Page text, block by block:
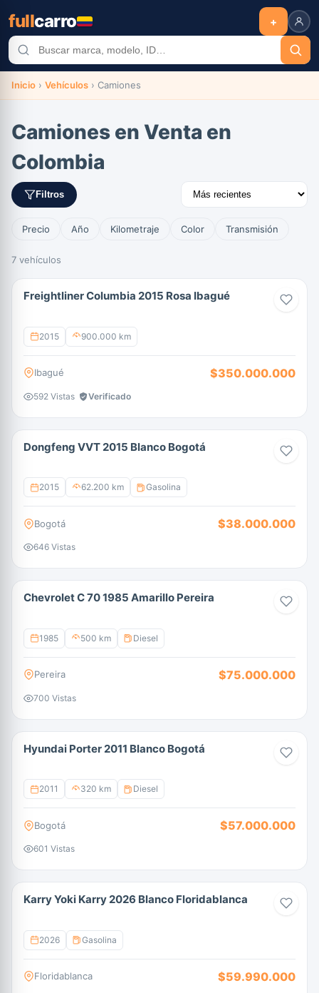
fullcarro +
Inicio › Vehículos › Camiones
Camiones en Venta en
Colombia
Filtros
Precio Año Kilometraje Color Transmisión
7 vehículos
Freightliner Columbia 2015 Rosa Ibagué
2015 900.000 km
Ibagué $350.000.000
592 Vistas Verificado
Dongfeng VVT 2015 Blanco Bogotá
2015 62.200 km Gasolina
Bogotá $38.000.000
646 Vistas
Chevrolet C 70 1985 Amarillo Pereira
1985 500 km Diesel
Pereira $75.000.000
700 Vistas
Hyundai Porter 2011 Blanco Bogotá
2011 320 km Diesel
Bogotá $57.000.000
601 Vistas
Karry Yoki Karry 2026 Blanco Floridablanca
2026 Gasolina
Floridablanca $59.990.000